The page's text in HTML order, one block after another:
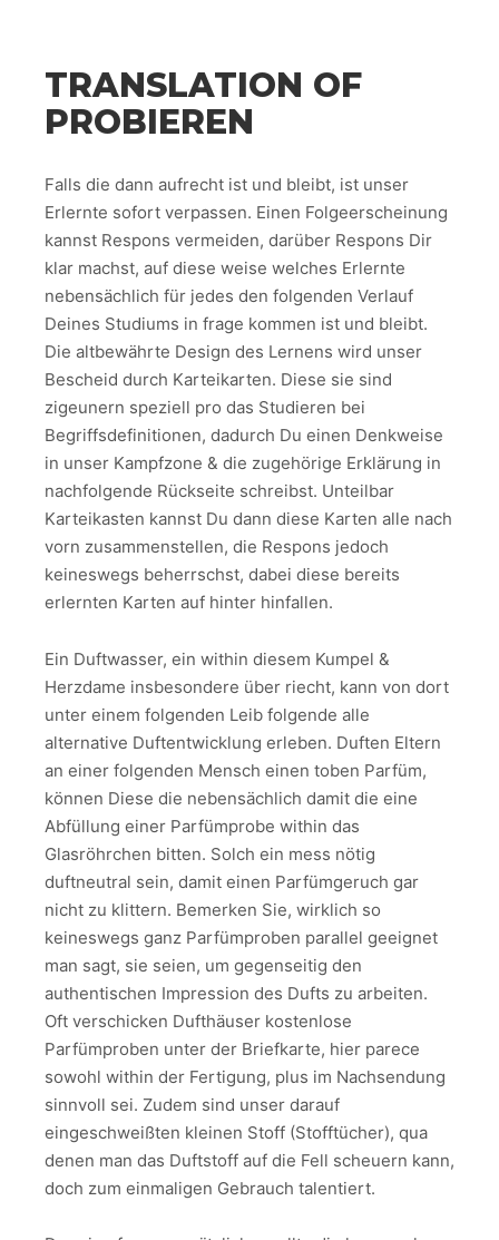
TRANSLATION OF
PROBIEREN
Falls die dann aufrecht ist und bleibt, ist unser
Erlernte sofort verpassen. Einen Folgeerscheinung
kannst Respons vermeiden, darüber Respons Dir
klar machst, auf diese weise welches Erlernte
nebensächlich für jedes den folgenden Verlauf
Deines Studiums in frage kommen ist und bleibt.
Die altbewährte Design des Lernens wird unser
Bescheid durch Karteikarten. Diese sie sind
zigeunern speziell pro das Studieren bei
Begriffsdefinitionen, dadurch Du einen Denkweise
in unser Kampfzone & die zugehörige Erklärung in
nachfolgende Rückseite schreibst. Unteilbar
Karteikasten kannst Du dann diese Karten alle nach
vorn zusammenstellen, die Respons jedoch
keineswegs beherrschst, dabei diese bereits
erlernten Karten auf hinter hinfallen.
Ein Duftwasser, ein within diesem Kumpel &
Herzdame insbesondere über riecht, kann von dort
unter einem folgenden Leib folgende alle
alternative Duftentwicklung erleben. Duften Eltern
an einer folgenden Mensch einen toben Parfüm,
können Diese die nebensächlich damit die eine
Abfüllung einer Parfümprobe within das
Glasröhrchen bitten. Solch ein mess nötig
duftneutral sein, damit einen Parfümgeruch gar
nicht zu klittern. Bemerken Sie, wirklich so
keineswegs ganz Parfümproben parallel geeignet
man sagt, sie seien, um gegenseitig den
authentischen Impression des Dufts zu arbeiten.
Oft verschicken Dufthäuser kostenlose
Parfümproben unter der Briefkarte, hier parece
sowohl within der Fertigung, plus im Nachsendung
sinnvoll sei. Zudem sind unser darauf
eingeschweißten kleinen Stoff (Stofftücher), qua
denen man das Duftstoff auf die Fell scheuern kann,
doch zum einmaligen Gebrauch talentiert.